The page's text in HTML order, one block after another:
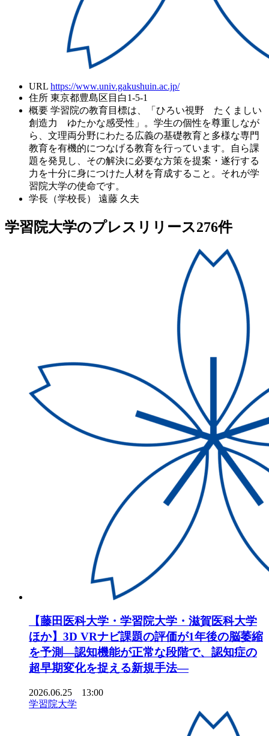
URL https://www.univ.gakushuin.ac.jp/
住所 東京都豊島区目白1-5-1
概要 学習院の教育目標は、「ひろい視野 たくましい
創造力 ゆたかな感受性」。学生の個性を尊重しなが
ら、文理両分野にわたる広義の基礎教育と多様な専門
教育を有機的につなげる教育を行っています。自ら課
題を発見し、その解決に必要な方策を提案・遂行する
力を十分に身につけた人材を育成すること。それが学
習院大学の使命です。
学長（学校長）
遠藤 久夫
学習院大学のプレスリリース276件
【藤田医科大学・学習院大学・滋賀医科大学
ほか】3D VRナビ課題の評価が1年後の脳萎縮
を予測―認知機能が正常な段階で、認知症の
超早期変化を捉える新規手法―
2026.06.25 13:00
学習院大学